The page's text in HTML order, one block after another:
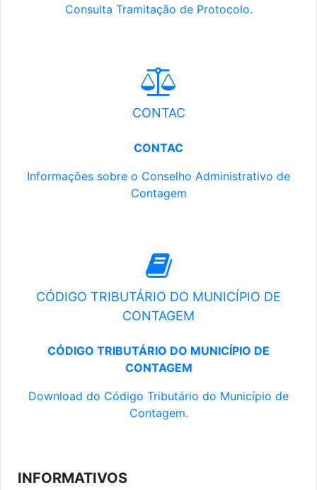
Consulta Tramitação de Protocolo.
CONTAC
CONTAC
Informações sobre o Conselho Administrativo de
Contagem
CÓDIGO TRIBUTÁRIO DO MUNICÍPIO DE
CONTAGEM
CÓDIGO TRIBUTÁRIO DO MUNICÍPIO DE
CONTAGEM
Download do Código Tributário do Município de
Contagem.
INFORMATIVOS